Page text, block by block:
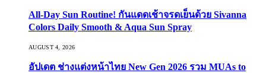
All-Day Sun Routine! กันแดดเช้าจรดเย็นด้วย Sivanna
Colors Daily Smooth & Aqua Sun Spray
AUGUST 4, 2026
อัปเดต ช่างแต่งหน้าไทย New Gen 2026 รวม MUAs to